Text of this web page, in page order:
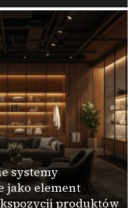
systemy
jako element
produktów